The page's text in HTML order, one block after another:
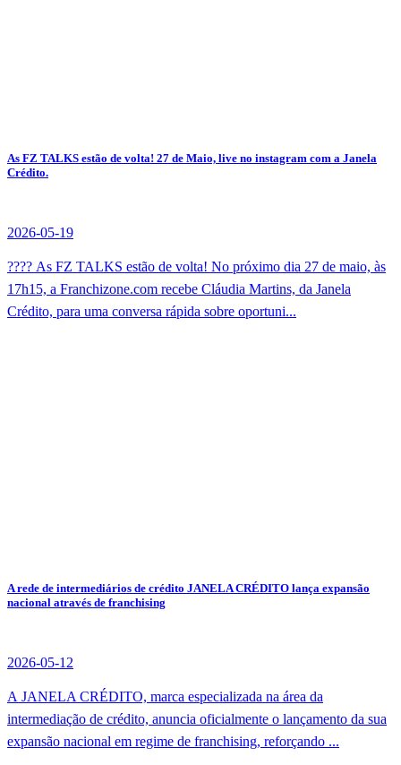
As FZ TALKS estão de volta! 27 de Maio, live no instagram com a Janela
Crédito.
2026-05-19
???? As FZ TALKS estão de volta! No próximo dia 27 de maio, às
17h15, a Franchizone.com recebe Cláudia Martins, da Janela
Crédito, para uma conversa rápida sobre oportuni...
A rede de intermediários de crédito JANELA CRÉDITO lança expansão
nacional através de franchising
2026-05-12
A JANELA CRÉDITO, marca especializada na área da
intermediação de crédito, anuncia oficialmente o lançamento da sua
expansão nacional em regime de franchising, reforçando ...